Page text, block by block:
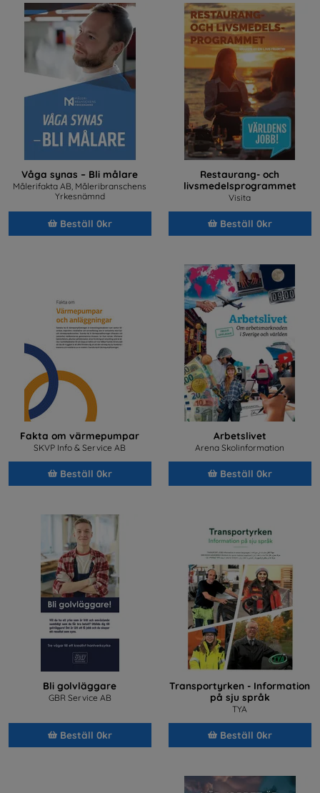
Våga synas – Bli målare
Målerifakta AB, Måleribranschens
Yrkesnämnd
Beställ 0kr
Restaurang- och
livsmedelsprogrammet
Visita
Beställ 0kr
Fakta om värmepumpar
SKVP Info & Service AB
Beställ 0kr
Arbetslivet
Arena Skolinformation
Beställ 0kr
Bli golvläggare
GBR Service AB
Beställ 0kr
Transportyrken - Information
på sju språk
TYA
Beställ 0kr